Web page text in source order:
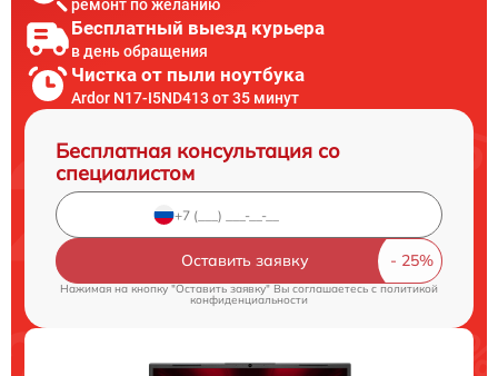
ремонт по желанию
Бесплатный выезд курьера
в день обращения
Чистка от пыли ноутбука
Ardor N17-I5ND413 от 35 минут
Бесплатная консультация со
специалистом
Оставить заявку
Нажимая на кнопку "Оставить заявку" Вы соглашаетесь cполитикой
конфиденциальности